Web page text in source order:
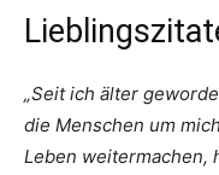
„Seit ich älter
die Menschen um
Leben weitermachen,